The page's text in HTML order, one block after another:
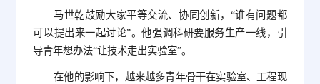
马世乾鼓励大家平等交流、协同创新，“谁有问题都
可以提出来一起讨论”。他强调科研要服务生产一线，引
导青年想办法“让技术走出实验室”。
在他的影响下，越来越多青年骨干在实验室、工程现